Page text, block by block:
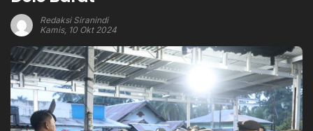
Redaksi Siranindi
Kamis, 10 Okt 2024